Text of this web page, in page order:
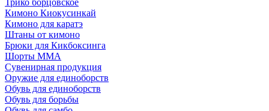
Трико борцовское
Кимоно Киокусинкай
Кимоно для каратэ
Штаны от кимоно
Брюки для Кикбоксинга
Шорты ММА
Сувенирная продукция
Оружие для единоборств
Обувь для единоборств
Обувь для борьбы